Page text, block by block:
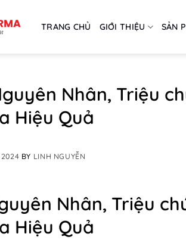
TRANG CHỦ GIỚI THIỆU SẢN
Nhân, Triệu
Hiệu Quả
2024 BY LINH NGUYỄN
Nhân, Triệu
Hiệu Quả